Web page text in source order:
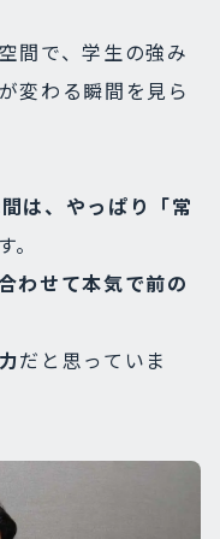
間で、学生の強み
変わる瞬間を見ら
は、やっぱり「常
。
わせて本気で前の
だと思っていま